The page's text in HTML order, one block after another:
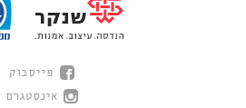
פייסבוק
אינסטגרם